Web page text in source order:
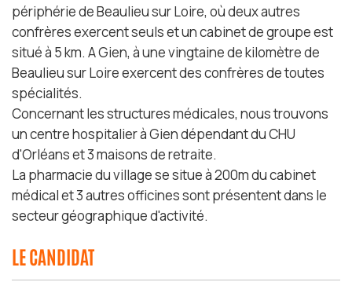
périphérie de Beaulieu sur Loire, où deux autres
confrères exercent seuls et un cabinet de groupe est
situé à 5 km. A Gien, à une vingtaine de kilomètre de
Beaulieu sur Loire exercent des confrères de toutes
spécialités.
Concernant les structures médicales, nous trouvons
un centre hospitalier à Gien dépendant du CHU
d'Orléans et 3 maisons de retraite.
La pharmacie du village se situe à 200m du cabinet
médical et 3 autres officines sont présentent dans le
secteur géographique d'activité.
LE CANDIDAT